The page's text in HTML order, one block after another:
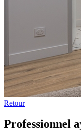
Retour
Professionnel